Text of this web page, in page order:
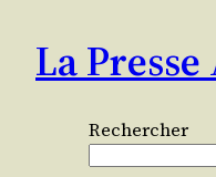
contenu
La
Rechercher